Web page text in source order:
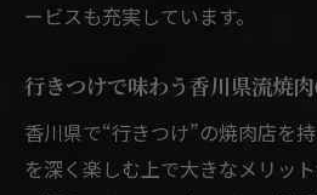
ービスも充実しています。
行きつけで味わう香川県流焼
香川県で“行きつけ”の焼肉店を
を深く楽しむ上で大きなメリッ